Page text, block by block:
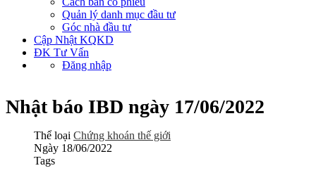
Quản lý danh mục đầu tư
Góc nhà đầu tư
Cập Nhật KQKD
ĐK Tư Vấn
Đăng nhập
Nhật báo IBD ngày 17/06/2022
Thể loại Chứng khoán thế giới
Ngày 18/06/2022
Tags